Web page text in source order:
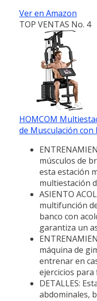
Ver en Amazon
TOP VENTAS No. 4
HOMCOM
de Musculación con
músculos de
esta estación
multiestación
ASIENTO
multifunción
banco con
garantiza un
máquina de
entrenar en
ejercicios para
DETALLES:
abdominales,